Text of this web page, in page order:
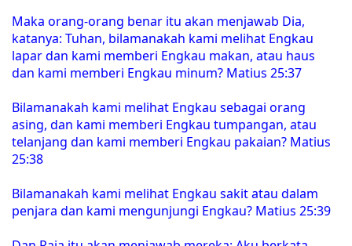
Maka orang-orang benar itu akan menjawab Dia,
katanya: Tuhan, bilamanakah kami melihat Engkau
lapar dan kami memberi Engkau makan, atau haus
dan kami memberi Engkau minum? Matius 25:37
Bilamanakah kami melihat Engkau sebagai orang
asing, dan kami memberi Engkau tumpangan, atau
telanjang dan kami memberi Engkau pakaian? Matius
25:38
Bilamanakah kami melihat Engkau sakit atau dalam
penjara dan kami mengunjungi Engkau? Matius 25:39